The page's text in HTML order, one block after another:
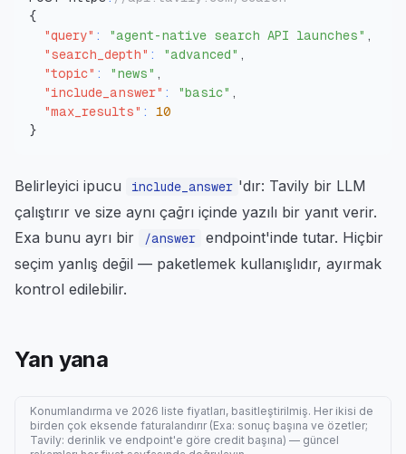
{
"query" : "agent-native search API launches" ,
"search_depth" : "advanced" ,
"topic" : "news" ,
"include_answer" : "basic" ,
"max_results" :
10
}
Belirleyici ipucu include_answer 'dır: Tavily bir LLM
çalıştırır ve size aynı çağrı içinde yazılı bir yanıt verir.
Exa bunu ayrı bir
/answer
endpoint'inde tutar. Hiçbir
seçim yanlış değil — paketlemek kullanışlıdır, ayırmak
kontrol edilebilir.
Yan yana
Konumlandırma ve 2026 liste fiyatları, basitleştirilmiş. Her ikisi de
birden çok eksende faturalandırır (Exa: sonuç başına ve özetler;
Tavily: derinlik ve endpoint'e göre credit başına) — güncel